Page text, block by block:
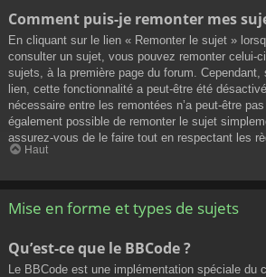
Comment puis-je remonter mes
En cliquant sur le lien « Remonter le sujet »
consulter un sujet, vous pouvez remonter celui-
sujets, à la première page du forum.
lien, cette fonctionnalité a peut-être été
nécessaire entre les remontées n’a peut-être
également possible de remonter le sujet
assurez-vous de le faire tout en respectant les
Haut
Mise en forme et types de sujets
Qu’est-ce que le BBCode ?
Le BBCode est une implémentation spéciale du